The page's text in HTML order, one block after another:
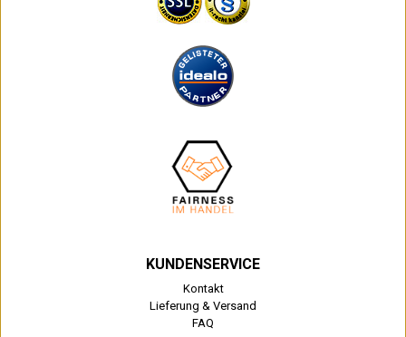
KUNDENSERVICE
Kontakt
Lieferung & Versand
FAQ